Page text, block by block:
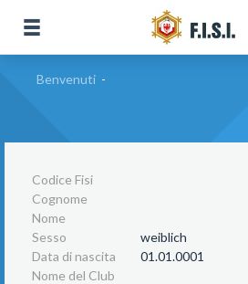
Benvenuti -
Codice Fisi
Cognome
Nome
Sesso
weiblich
Data di nascita
01.01.0001
Nome del Club